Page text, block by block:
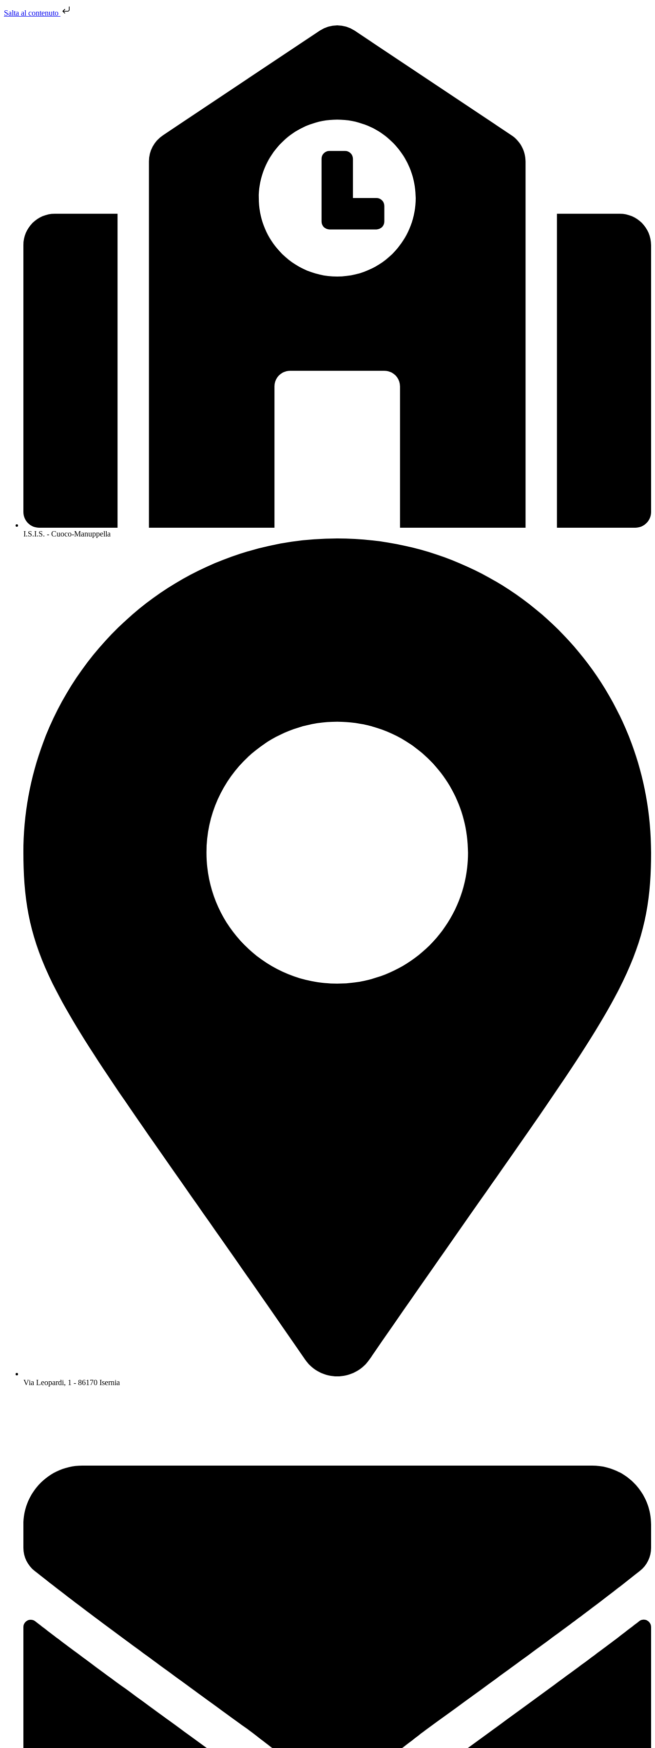
Salta al contenuto
I.S.I.S. - Cuoco-Manuppella
Via Leopardi, 1 - 86170 Isernia